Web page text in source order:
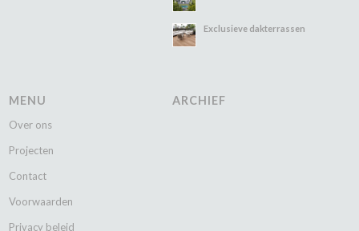
Exclusieve dakterrassen
MENU
Over ons
Projecten
Contact
Voorwaarden
Privacy beleid
ARCHIEF